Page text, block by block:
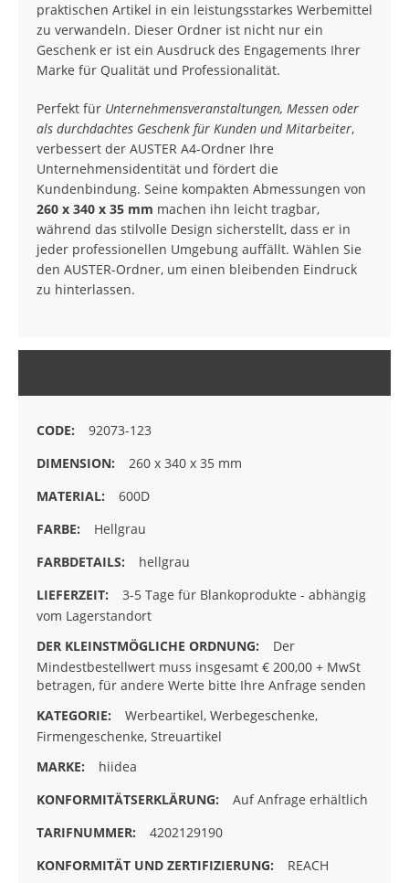
praktischen Artikel in ein leistungsstarkes Werbemittel
zu verwandeln. Dieser Ordner ist nicht nur ein
Geschenk er ist ein Ausdruck des Engagements Ihrer
Marke für Qualität und Professionalität.
Perfekt für Unternehmensveranstaltungen, Messen oder
als durchdachtes Geschenk für Kunden und Mitarbeiter,
verbessert der AUSTER A4-Ordner Ihre
Unternehmensidentität und fördert die
Kundenbindung. Seine kompakten Abmessungen von
260 x 340 x 35 mm machen ihn leicht tragbar,
während das stilvolle Design sicherstellt, dass er in
jeder professionellen Umgebung auffällt. Wählen Sie
den AUSTER-Ordner, um einen bleibenden Eindruck
zu hinterlassen.
92073-123
260 x 340 x 35 mm
600D
Hellgrau
hellgrau
3-5 Tage für Blankoprodukte - abhängig
vom Lagerstandort
Der
Mindestbestellwert muss insgesamt € 200,00 + MwSt
betragen, für andere Werte bitte Ihre Anfrage senden
Werbeartikel, Werbegeschenke,
Firmengeschenke, Streuartikel
hiidea
Auf Anfrage erhältlich
4202129190
REACH